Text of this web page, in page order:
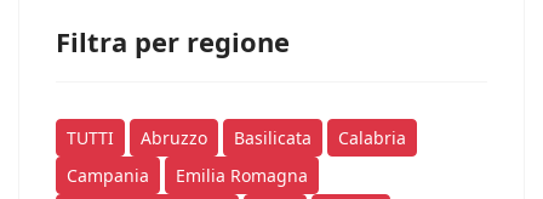
Filtra per regione
TUTTI Abruzzo Basilicata
Calabria
Campania
Emilia Romagna